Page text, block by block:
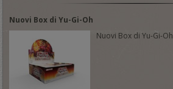
Nuovi Box di Yu-Gi-Oh
Nuovi Box di Yu-Gi-Oh